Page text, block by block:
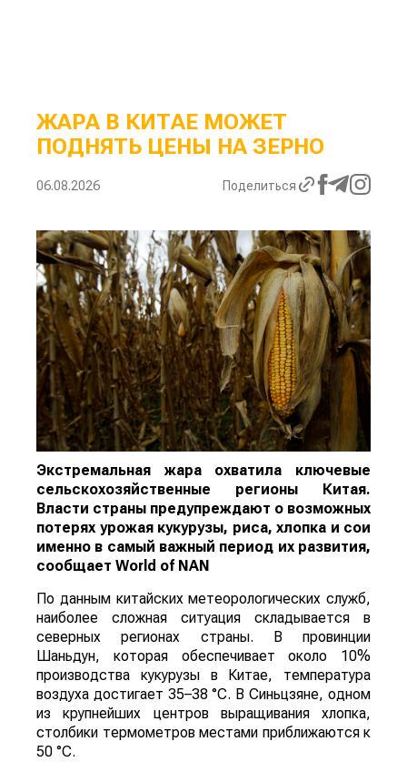
ЖАРА В КИТАЕ МОЖЕТ
ПОДНЯТЬ ЦЕНЫ НА ЗЕРНО
06.08.2026 Поделиться
Экстремальная жара охватила ключевые
сельскохозяйственные регионы Китая.
Власти страны предупреждают о возможных
потерях урожая кукурузы, риса, хлопка и сои
именно в самый важный период их развития,
сообщает World of NAN
По данным китайских метеорологических служб,
наиболее сложная ситуация складывается в
северных регионах страны. В провинции
Шаньдун, которая обеспечивает около 10%
производства кукурузы в Китае, температура
воздуха достигает 35–38 °C. В Синьцзяне, одном
из крупнейших центров выращивания хлопка,
столбики термометров местами приближаются к
50 °C.